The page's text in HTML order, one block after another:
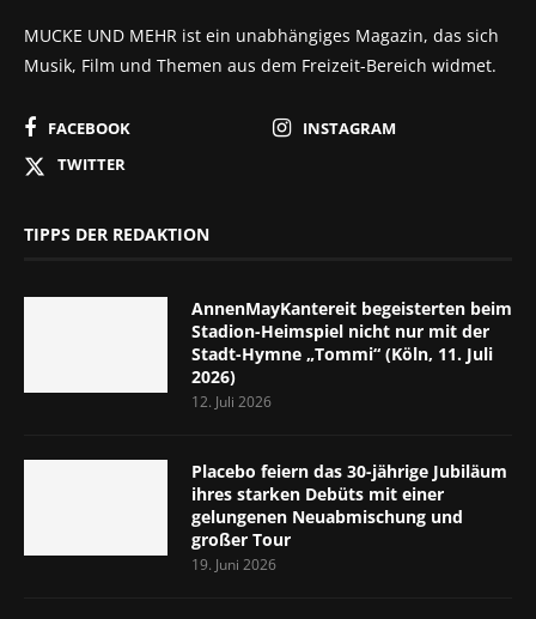
MUCKE UND MEHR ist ein unabhängiges Magazin, das sich
Musik, Film und Themen aus dem Freizeit-Bereich widmet.
FACEBOOK
INSTAGRAM
TWITTER
TIPPS DER REDAKTION
AnnenMayKantereit begeisterten beim
Stadion-Heimspiel nicht nur mit der
Stadt-Hymne „Tommi“ (Köln, 11. Juli
2026)
12. Juli 2026
Placebo feiern das 30-jährige Jubiläum
ihres starken Debüts mit einer
gelungenen Neuabmischung und
großer Tour
19. Juni 2026